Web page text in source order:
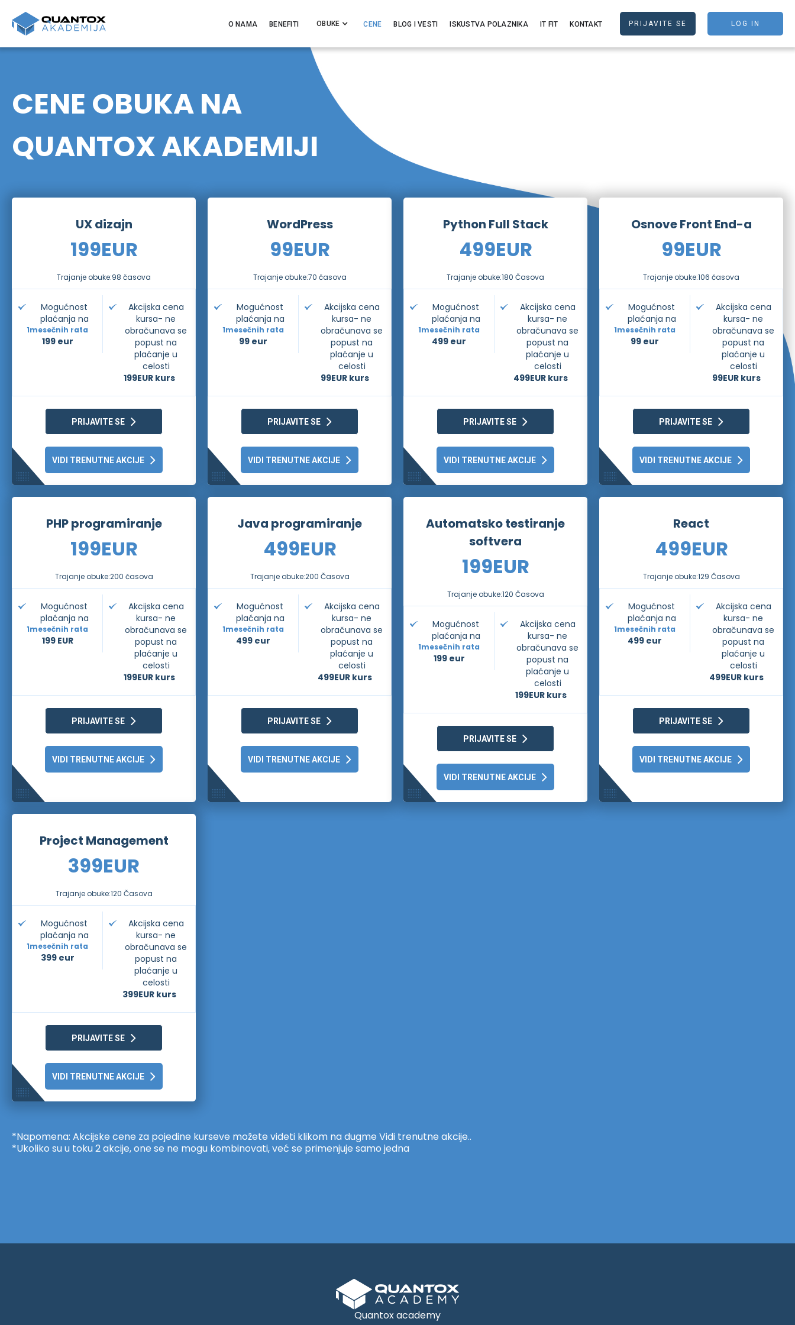
O NAMA BENEFITI OBUKE CENE BLOG I VESTI ISKUSTVA POLAZNIKA IT FIT KONTAKT PRIJAVITE SE LOG IN
CENE OBUKA NA
QUANTOX AKADEMIJI
UX dizajn
199EUR
Trajanje obuke:98 časova
Mogućnost
plaćanja na
1mesečnih rata
199 eur
Akcijska cena
kursa- ne
obračunava se
popust na
plaćanje u
celosti
199EUR kurs
PRIJAVITE SE
VIDI TRENUTNE AKCIJE
WordPress
99EUR
Trajanje obuke:70 časova
Mogućnost
plaćanja na
1mesečnih rata
99 eur
Akcijska cena
kursa- ne
obračunava se
popust na
plaćanje u
celosti
99EUR kurs
PRIJAVITE SE
VIDI TRENUTNE AKCIJE
Python Full Stack
499EUR
Trajanje obuke:180 Časova
Mogućnost
plaćanja na
1mesečnih rata
499 eur
Akcijska cena
kursa- ne
obračunava se
popust na
plaćanje u
celosti
499EUR kurs
PRIJAVITE SE
VIDI TRENUTNE AKCIJE
Osnove Front End-a
99EUR
Trajanje obuke:106 časova
Mogućnost
plaćanja na
1mesečnih rata
99 eur
Akcijska cena
kursa- ne
obračunava se
popust na
plaćanje u
celosti
99EUR kurs
PRIJAVITE SE
VIDI TRENUTNE AKCIJE
PHP programiranje
199EUR
Trajanje obuke:200 časova
Mogućnost
plaćanja na
1mesečnih rata
199 EUR
Akcijska cena
kursa- ne
obračunava se
popust na
plaćanje u
celosti
199EUR kurs
PRIJAVITE SE
VIDI TRENUTNE AKCIJE
Java programiranje
499EUR
Trajanje obuke:200 Časova
Mogućnost
plaćanja na
1mesečnih rata
499 eur
Akcijska cena
kursa- ne
obračunava se
popust na
plaćanje u
celosti
499EUR kurs
PRIJAVITE SE
VIDI TRENUTNE AKCIJE
Automatsko testiranje
softvera
199EUR
Trajanje obuke:120 Časova
Mogućnost
plaćanja na
1mesečnih rata
199 eur
Akcijska cena
kursa- ne
obračunava se
popust na
plaćanje u
celosti
199EUR kurs
PRIJAVITE SE
VIDI TRENUTNE AKCIJE
React
499EUR
Trajanje obuke:129 Časova
Mogućnost
plaćanja na
1mesečnih rata
499 eur
Akcijska cena
kursa- ne
obračunava se
popust na
plaćanje u
celosti
499EUR kurs
PRIJAVITE SE
VIDI TRENUTNE AKCIJE
Project Management
399EUR
Trajanje obuke:120 Časova
Mogućnost
plaćanja na
1mesečnih rata
399 eur
Akcijska cena
kursa- ne
obračunava se
popust na
plaćanje u
celosti
399EUR kurs
PRIJAVITE SE
VIDI TRENUTNE AKCIJE
*Napomena: Akcijske cene za pojedine kurseve možete videti klikom na dugme Vidi trenutne akcije..
*Ukoliko su u toku 2 akcije, one se ne mogu kombinovati, već se primenjuje samo jedna
Quantox academy